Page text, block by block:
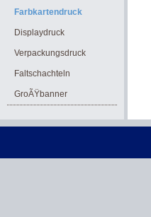
Farbkartendruck
Displaydruck
Verpackungsdruck
Faltschachteln
GroÃŸbanner